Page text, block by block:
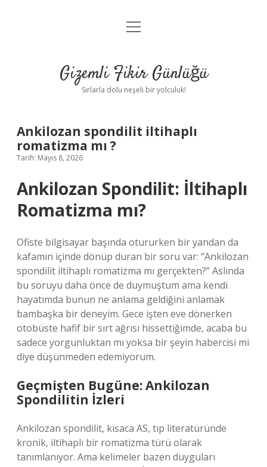
Anasayfa
Yasal Uyarı
menüyü
Gizemli Fikir Günlüğü
Sırlarla dolu neşeli bir yolculuk!
Ankilozan spondilit iltihaplı
romatizma mı ?
Tarih: Mayıs 8, 2026
Ankilozan Spondilit: İltihaplı
Romatizma mı?
Ofiste bilgisayar başında otururken bir yandan da
kafamın içinde dönüp duran bir soru var: “Ankilozan
spondilit iltihaplı romatizma mı gerçekten?” Aslında
bu soruyu daha önce de duymuştum ama kendi
hayatımda bunun ne anlama geldiğini anlamak
bambaşka bir deneyim. Gece işten eve dönerken
otobüste hafif bir sırt ağrısı hissettiğimde, acaba bu
sadece yorgunluktan mı yoksa bir şeyin habercisi mi
diye düşünmeden edemiyorum.
Geçmişten Bugüne: Ankilozan
Spondilitin İzleri
Ankilozan spondilit, kısaca AS, tıp literatüründe
kronik, iltihaplı bir romatizma türü olarak
tanımlanıyor. Ama kelimeler bazen duyguları